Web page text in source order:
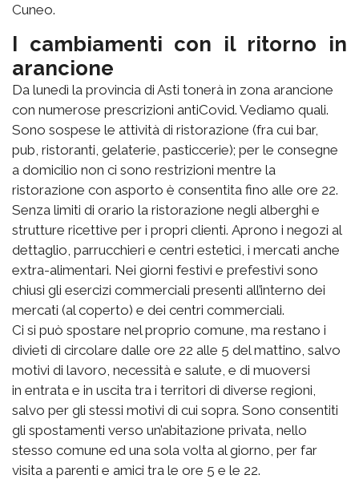
Cuneo.
I cambiamenti con il ritorno in
arancione
Da lunedì la provincia di Asti tonerà in zona arancione
con numerose prescrizioni antiCovid. Vediamo quali.
Sono sospese le attività di ristorazione (fra cui bar,
pub, ristoranti, gelaterie, pasticcerie); per le consegne
a domicilio non ci sono restrizioni mentre la
ristorazione con asporto è consentita fino alle ore 22.
Senza limiti di orario la ristorazione negli alberghi e
strutture ricettive per i propri clienti. Aprono i negozi al
dettaglio, parrucchieri e centri estetici, i mercati anche
extra-alimentari. Nei giorni festivi e prefestivi sono
chiusi gli esercizi commerciali presenti all’interno dei
mercati (al coperto) e dei centri commerciali.
Ci si può spostare nel proprio comune, ma restano i
divieti di circolare dalle ore 22 alle 5 del mattino, salvo
motivi di lavoro, necessità e salute, e di muoversi
in entrata e in uscita tra i territori di diverse regioni,
salvo per gli stessi motivi di cui sopra. Sono consentiti
gli spostamenti verso un’abitazione privata, nello
stesso comune ed una sola volta al giorno, per far
visita a parenti e amici tra le ore 5 e le 22.